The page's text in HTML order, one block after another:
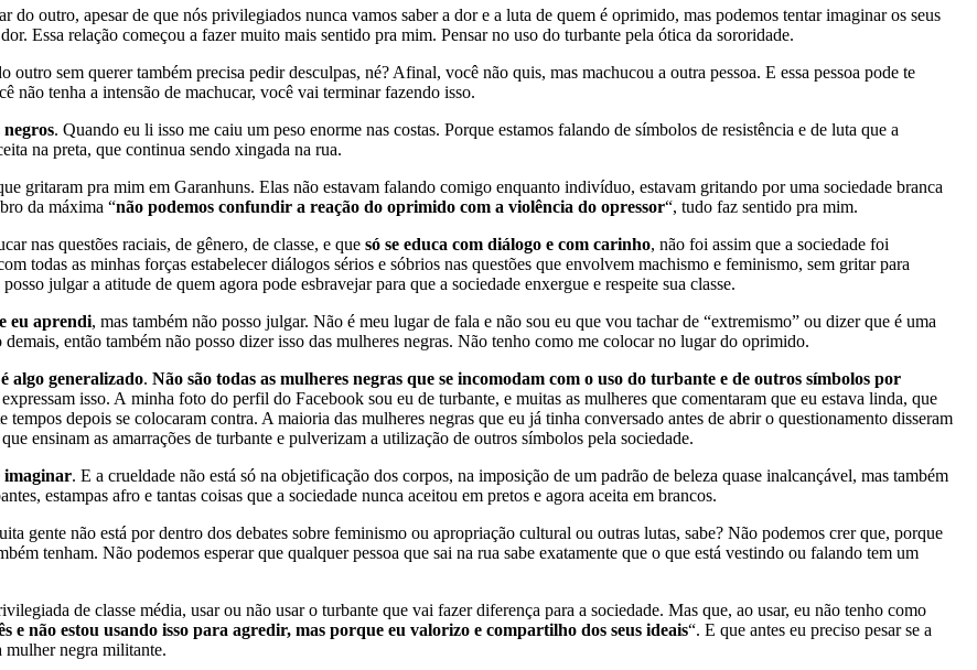
do outro, apesar de que nós privilegiados nunca vamos saber a dor e a luta de quem é oprimido, mas podemos tentar imaginar os seus
Essa relação começou a fazer muito mais sentido pra mim. Pensar no uso do turbante pela ótica da sororidade.
outro sem querer também precisa pedir desculpas, né? Afinal, você não quis, mas machucou a outra pessoa. E essa pessoa pode te
não tenha a intensão de machucar, você vai terminar fazendo isso.
negros. Quando eu li isso me caiu um peso enorme nas costas. Porque estamos falando de símbolos de resistência e de luta que a
na preta, que continua sendo xingada na rua.
gritaram pra mim em Garanhuns. Elas não estavam falando comigo enquanto indivíduo, estavam gritando por uma sociedade branca
da máxima “não podemos confundir a reação do oprimido com a violência do opressor“, tudo faz sentido pra mim.
nas questões raciais, de gênero, de classe, e que só se educa com diálogo e com carinho, não foi assim que a sociedade foi
todas as minhas forças estabelecer diálogos sérios e sóbrios nas questões que envolvem machismo e feminismo, sem gritar para
julgar a atitude de quem agora pode esbravejar para que a sociedade enxergue e respeite sua classe.
eu aprendi, mas também não posso julgar. Não é meu lugar de fala e não sou eu que vou tachar de “extremismo” ou dizer que é uma
então também não posso dizer isso das mulheres negras. Não tenho como me colocar no lugar do oprimido.
algo generalizado. Não são todas as mulheres negras que se incomodam com o uso do turbante e de outros símbolos por
isso. A minha foto do perfil do Facebook sou eu de turbante, e muitas as mulheres que comentaram que eu estava linda, que
depois se colocaram contra. A maioria das mulheres negras que eu já tinha conversado antes de abrir o questionamento disseram
ensinam as amarrações de turbante e pulverizam a utilização de outros símbolos pela sociedade.
imaginar. E a crueldade não está só na objetificação dos corpos, na imposição de um padrão de beleza quase inalcançável, mas também
estampas afro e tantas coisas que a sociedade nunca aceitou em pretos e agora aceita em brancos.
gente não está por dentro dos debates sobre feminismo ou apropriação cultural ou outras lutas, sabe? Não podemos crer que, porque
tenham. Não podemos esperar que qualquer pessoa que sai na rua sabe exatamente que o que está vestindo ou falando tem um
de classe média, usar ou não usar o turbante que vai fazer diferença para a sociedade. Mas que, ao usar, eu não tenho como
e não estou usando isso para agredir, mas porque eu valorizo e compartilho dos seus ideais“. E que antes eu preciso pesar se a
mulher negra militante.